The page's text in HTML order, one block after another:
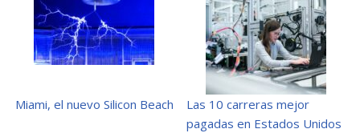
Miami, el nuevo Silicon Beach
Las 10 carreras mejor
pagadas en Estados Unidos